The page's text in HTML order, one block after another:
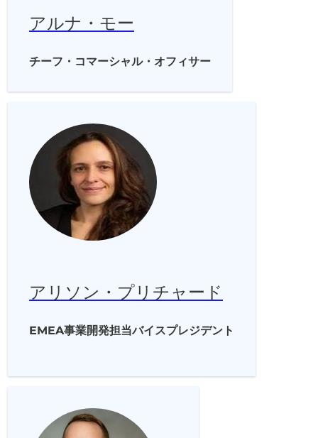
アルナ・モー
チーフ・コマーシャル・オフィサー
アリソン・プリチャード
EMEA事業開発担当バイスプレジデント